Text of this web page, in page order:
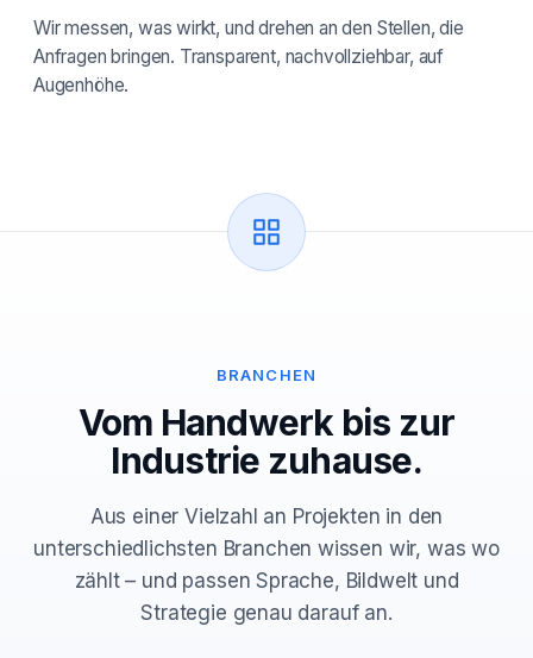
Wir messen, was wirkt, und drehen an den Stellen, die
Anfragen bringen. Transparent, nachvollziehbar, auf
Augenhöhe.
BRANCHEN
Vom Handwerk bis zur
Industrie zuhause.
Aus einer Vielzahl an Projekten in den
unterschiedlichsten Branchen wissen wir, was wo
zählt – und passen Sprache, Bildwelt und
Strategie genau darauf an.